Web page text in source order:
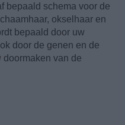
bepaald schema voor de
okselhaar en
bepaald door uw
door de genen en de
doormaken van de